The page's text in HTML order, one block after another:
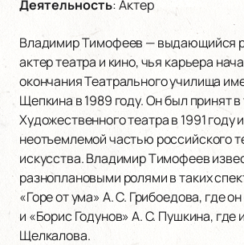
Деятельность:Актер
Владимир Тимофеев — выдающийся
актер театра и кино, чья карьера
окончания Театрального училища
Щепкина в 1989 году. Он был принят в
Художественного театра в 1991 году
неотъемлемой частью российского
искусства. Владимир Тимофеев
разноплановыми ролями в таких
«Горе от ума» А. С. Грибоедова, где
и «Борис Годунов» А. С. Пушкина, где
Щелкалова.